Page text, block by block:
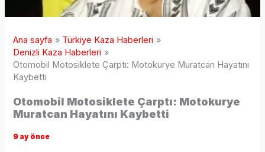
Ana sayfa
Türkiye Kaza Haberleri
Denizli Kaza Haberleri
Otomobil Motosiklete Çarptı: Motokurye Muratcan Hayatını
Kaybetti
Otomobil Motosiklete Çarptı: Motokurye
Muratcan Hayatını Kaybetti
9 ay önce